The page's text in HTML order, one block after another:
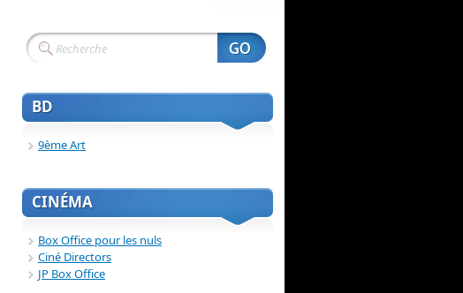
BD
9ème Art
CINÉMA
Box Office pour les nuls
Ciné Directors
JP Box Office